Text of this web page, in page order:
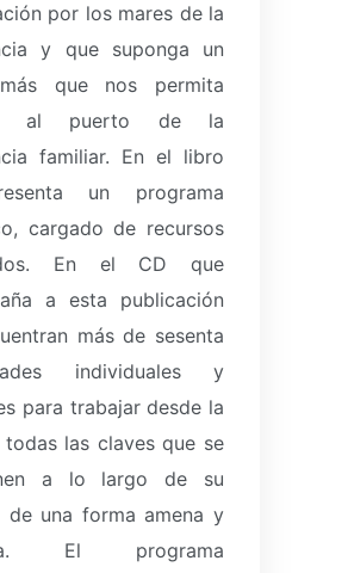
por los mares de la
y que suponga un
que nos permita
al puerto de la
familiar. En el libro
un programa
cargado de recursos
En el CD que
a esta publicación
más de sesenta
individuales y
para trabajar desde la
las claves que se
a lo largo de su
de una forma amena y
El programa